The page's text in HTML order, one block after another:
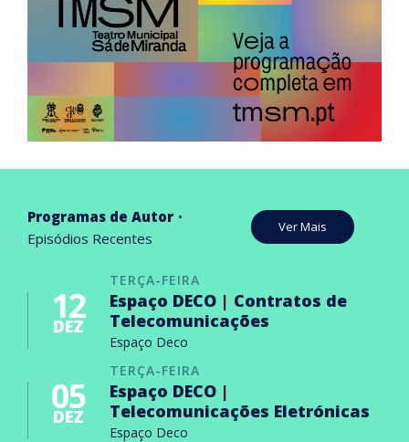
Programas de Autor
Episódios Recentes
Ver Mais
TERÇA-FEIRA
12
DEZ
Espaço DECO | Contratos de
Telecomunicações
Espaço Deco
TERÇA-FEIRA
05
DEZ
Espaço DECO |
Telecomunicações Eletrónicas
Espaço Deco